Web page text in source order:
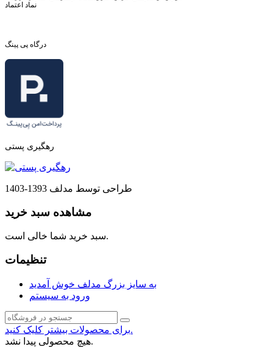
نماد اعتماد
درگاه پی پینگ
رهگیری پستی
طراحی توسط مدلف 1393-1403
مشاهده سبد خرید
سبد خرید شما خالی است.
تنظیمات
به سایز بزرگ مدلف خوش آمدید
ورود به سیستم
برای محصولات بیشتر کلیک کنید.
هیچ محصولی پیدا نشد.